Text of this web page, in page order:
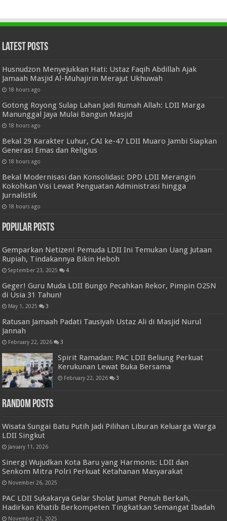
Latest Posts
Husnudzon Menyejukkan Hati: Ustaz Faqih Abdillah Ajak
Jamaah Masjid Al-Muhajirin Merajut Ukhuwah
18 hours ago
Gotong Royong Sulap Lahan Jadi Rumah Allah: LDII Marga
Manunggal Jaya Mulai Bangun Masjid
18 hours ago
Bekal 29 Karakter Luhur, CAI ke-47 LDII Muaro Jambi Siapkan
Generasi Emas dan Religius
18 hours ago
Bekal Modernisasi dan Konsolidasi: DPD LDII Merangin
Kokohkan Visi Lewat Penguatan Administrasi hingga
Jurnalistik
18 hours ago
Popular Posts
Gemparkan Netizen! Pemuda LDII Ini Temukan Uang Jutaan
Rupiah, Tindakannya Bikin Heboh
September 23, 2025 4
Geger! Guru Muda LDII Bungo Pecahkan Rekor, Pimpin O2SN
di Usia 31 Tahun!
May 1, 2025 3
Ratusan Jamaah Padati Tausiyah Ustaz Ali di Masjid Nurul
Jannah
February 22, 2026 3
Spirit Ramadan: PAC LDII Beliung Perkuat
Kerukunan Lewat Buka Bersama
February 22, 2026 3
Random Posts
Wisata Sungai Batu Putih Jadi Pilihan Liburan Keluarga Warga
LDII Singkut
January 11, 2026
Sinergi Wujudkan Kota Baru yang Harmonis: LDII dan
Senkom Mitra Polri Perkuat Ketahanan Masyarakat
November 26, 2025
PAC LDII Sukakarya Gelar Sholat Jumat Penuh Berkah,
Hadirkan Khatib Berkompeten Tingkatkan Semangat Ibadah
November 21, 2025